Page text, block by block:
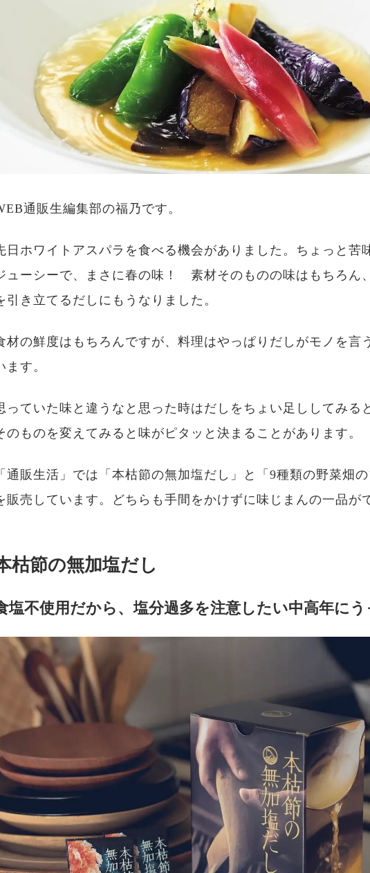
通販生編集部の福乃です。
日ホワイトアスパラを食べる機会がありました。ちょっと苦
ューシーで、まさに春の味！ 素材そのものの味はもちろん
引き立てるだしにもうなりました。
材の鮮度はもちろんですが、料理はやっぱりだしがモノを言
ます。
っていた味と違うなと思った時はだしをちょい足ししてみる
のものを変えてみると味がピタッと決まることがあります。
「通販生活」では「本枯節の無加塩だし」と「9種類の野菜畑
販売しています。どちらも手間をかけずに味じまんの一品が
枯節の無加塩だし
塩不使用だから、塩分過多を注意したい中高年に